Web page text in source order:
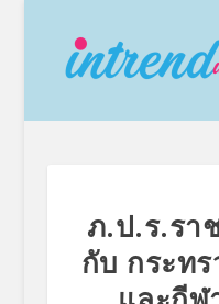
ภ.ป.ร.รา
กับ กระทร